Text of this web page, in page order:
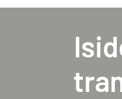
Centro